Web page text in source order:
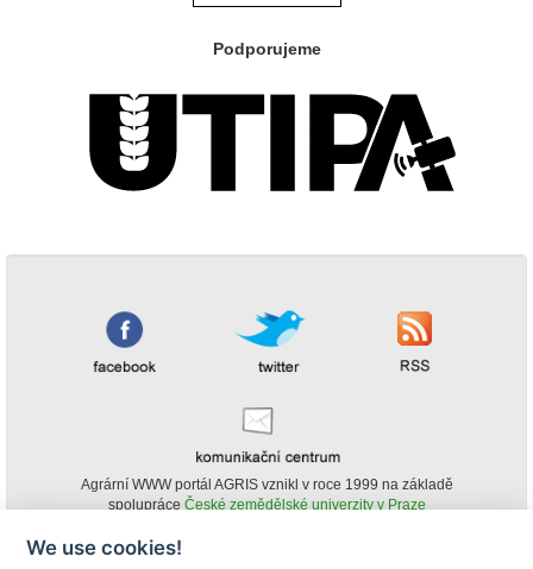
Podporujeme
Agrární WWW portál AGRIS vznikl v roce 1999 na základě
spolupráce České zemědělské univerzity v Praze
We use cookies!